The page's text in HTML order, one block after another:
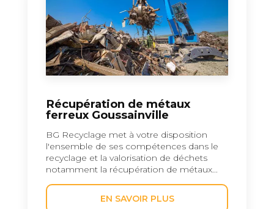
Récupération de métaux
ferreux Goussainville
BG Recyclage met à votre disposition
l'ensemble de ses compétences dans le
recyclage et la valorisation de déchets
notamment la récupération de métaux...
EN SAVOIR PLUS